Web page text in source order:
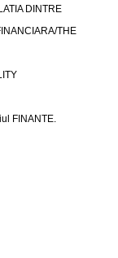
DINTRE
THE
FINANTE.